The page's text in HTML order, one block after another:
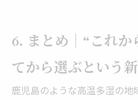
6. まとめ｜“これか
てから選ぶという
鹿児島のような高温多湿の